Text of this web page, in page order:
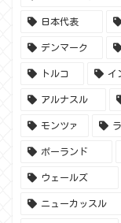
日本代表
デンマーク
トルコ イ
アルナスル
モンツァ
ポーランド
ウェールズ
ニューカッスル